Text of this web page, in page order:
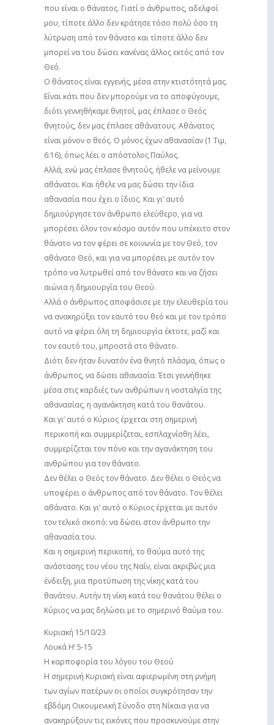
που είναι ο θάνατος. Γιατί ο άνθρωπος, αδελφοί
μου, τίποτε άλλο δεν κράτησε τόσο πολύ όσο τη
λύτρωση από τον θάνατο και τίποτε άλλο δεν
μπορεί να του δώσει κανένας άλλος εκτός από τον
Θεό.
Ο θάνατος είναι εγγενής, μέσα στην κτιστότητά μας.
Είναι κάτι που δεν μπορούμε να το αποφύγουμε,
διότι γεννηθήκαμε θνητοί, μας έπλασε ο Θεός
θνητούς, δεν μας έπλασε αθάνατους. Αθάνατος
είναι μόνον ο θεός. Ο μόνος έχων αθανασίαν (1 Τιμ,
6:16), όπως λέει ο απόστολος Παύλος.
Αλλά, ενώ μας έπλασε θνητούς, ήθελε να μείνουμε
αθάνατοι. Και ήθελε να μας δώσει την ίδια
αθανασία που έχει ο ίδιος. Και γι’ αυτό
δημιούργησε τον άνθρωπο ελεύθερο, για να
μπορέσει όλον τον κόσμο αυτόν που υπέκειτο στον
θάνατο να τον φέρει σε κοινωνία με τον Θεό, τον
αθάνατο Θεό, και για να μπορέσει με αυτόν τον
τρόπο να λυτρωθεί από τον θάνατο και να ζήσει
αιώνια η δημιουργία του Θεού.
Αλλά ο άνθρωπος αποφάσισε με την ελευθερία του
να ανακηρύξει τον εαυτό του θεό και με τον τρόπο
αυτό να φέρει όλη τη δημιουργία έκτοτε, μαζί και
τον εαυτό του, μπροστά στο θάνατο.
Διότι δεν ήταν δυνατόν ένα θνητό πλάσμα, όπως ο
άνθρωπος, να δώσει αθανασία. Έτσι γεννήθηκε
μέσα στις καρδιές των ανθρώπων η νοσταλγία της
αθανασίας, η αγανάκτηση κατά του θανάτου.
Και γι’ αυτό ο Κύριος έρχεται στη σημερινή
περικοπή και συμμερίζεται, εσπλαχνίσθη λέει,
συμμερίζεται τον πόνο και την αγανάκτηση του
ανθρώπου για τον θάνατο.
Δεν θέλει ο Θεός τον θάνατο. Δεν θέλει ο Θεός να
υποφέρει ο άνθρωπος από τον θάνατο. Τον θέλει
αθάνατο. Και γι’ αυτό ο Κύριος έρχεται με αυτόν
τον τελικό σκοπό: να δώσει στον άνθρωπο την
αθανασία του.
Και η σημερινή περικοπή, το θαύμα αυτό της
ανάστασης του νέου της Ναΐν, είναι ακριβώς μια
ένδειξη, μια προτύπωση της νίκης κατά του
θανάτου. Αυτήν τη νίκη κατά του θανάτου θέλει ο
Κύριος να μας δηλώσει με το σημερινό θαύμα του.
Κυριακή 15/10/23
Λουκά Η’ 5-15
Η καρποφορία του λόγου του Θεού
Η σημερινή Κυριακή είναι αφιερωμένη στη μνήμη
των αγίων πατέρων οι οποίοι συγκρότησαν την
εβδόμη Οικουμενική Σύνοδο στη Νίκαια για να
ανακηρύξουν τις εικόνες που προσκυνούμε στην